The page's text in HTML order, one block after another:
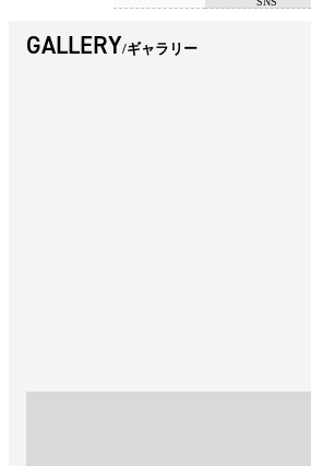
GALLERY ギャラリー